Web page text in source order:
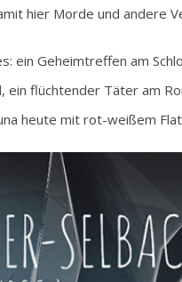
hier Morde und andere
ein Geheimtreffen am
flüchtender Täter am
heute mit rot-weißem